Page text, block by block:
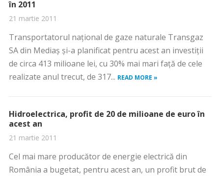
în 2011
21 martie 2011
Transportatorul naţional de gaze naturale Transgaz
SA din Mediaş şi-a planificat pentru acest an investiţii
de circa 413 milioane lei, cu 30% mai mari faţă de cele
realizate anul trecut, de 317... READ MORE »
Hidroelectrica, profit de 20 de milioane de euro în
acest an
21 martie 2011
Cel mai mare producător de energie electrică din
România a bugetat, pentru acest an, un profit brut de